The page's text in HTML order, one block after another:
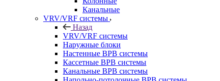
Канальные
VRV/VRF системы
Назад
VRV/VRF системы
Наружные блоки
Настенные ВРВ системы
Кассетные ВРВ системы
Канальные ВРВ системы